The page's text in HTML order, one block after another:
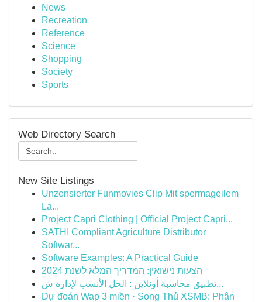
News
Recreation
Reference
Science
Shopping
Society
Sports
Web Directory Search
New Site Listings
Unzensierter Funmovies Clip Mit spermageilem
La...
Project Capri Clothing | Official Project Capri...
SATHI Compliant Agriculture Distributor
Softwar...
Software Examples: A Practical Guide
הצעות נישואין: המדריך המלא לשנת 2024
تطبيق محاسبة أونلاين : الحل الأنسب لإدارة ش...
Dự đoán Wap 3 miền · Song Thủ XSMB: Phân